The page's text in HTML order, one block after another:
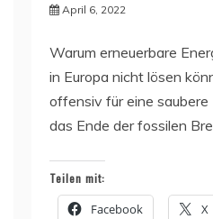
April 6, 2022
Warum erneuerbare
in Europa nicht lösen
offensiv für eine
das Ende der fossilen
Teilen mit:
Facebook X